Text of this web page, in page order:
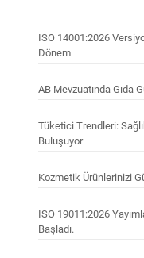
ISO 14001:2026
Dönem
AB Mevzuatında Gıda
Tüketici Trendleri:
Buluşuyor
Kozmetik Ürünlerinizi
ISO 19011:2026
Başladı.